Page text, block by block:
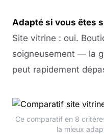
Adapté si vous êtes
Site vitrine : oui.
soigneusement — la
peut rapidement
Ce comparatif en 8
la mieux